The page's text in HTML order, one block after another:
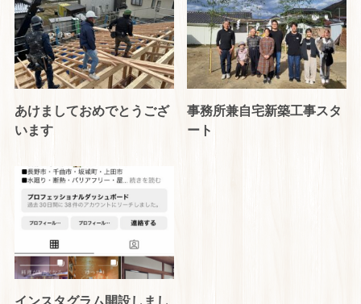
あけましておめでとうござ
います
事務所兼自宅新築工事スタ
ート